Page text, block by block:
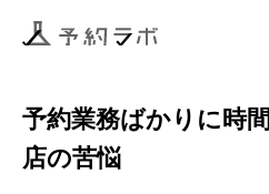
アクティビティ
予約業務ばかりに時
店の苦悩